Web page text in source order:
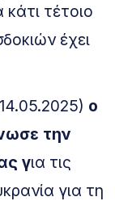
τέτοιο
έχει
ο
την
για τις
για τη